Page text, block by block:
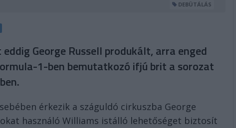
DEBÜTÁLÁS
George Russell produkált, arra enged
1-ben bemutatkozó ifjú brit a sorozat
érkezik a száguldó cirkuszba George
használó Williams istálló lehetőséget biztosít